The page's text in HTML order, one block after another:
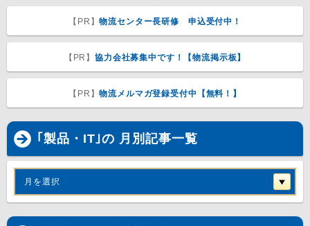
【PR】物流センター長研修 申込受付中！
【PR】協力会社募集中です！【物流掲示板】
【PR】物流メルマガ登録受付中【無料！】
｢製品・IT｣の 月別記事一覧
月を選択